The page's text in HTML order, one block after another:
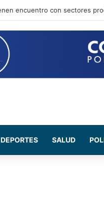
DEPORTES SALUD